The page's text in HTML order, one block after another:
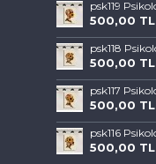
500,00 TL
500,00 TL
500,00 TL
500,00 TL